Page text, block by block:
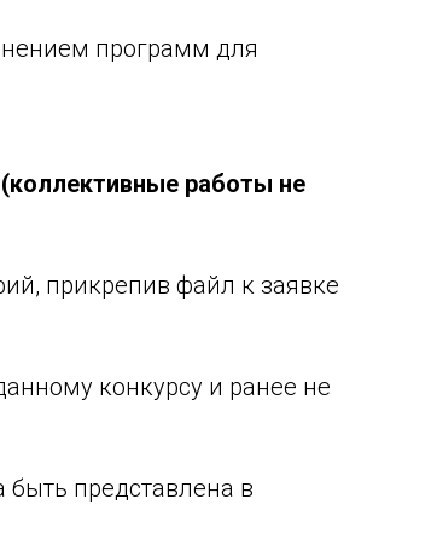
программ для
(коллективные работы не
прикрепив файл к заявке
конкурсу и ранее не
представлена в